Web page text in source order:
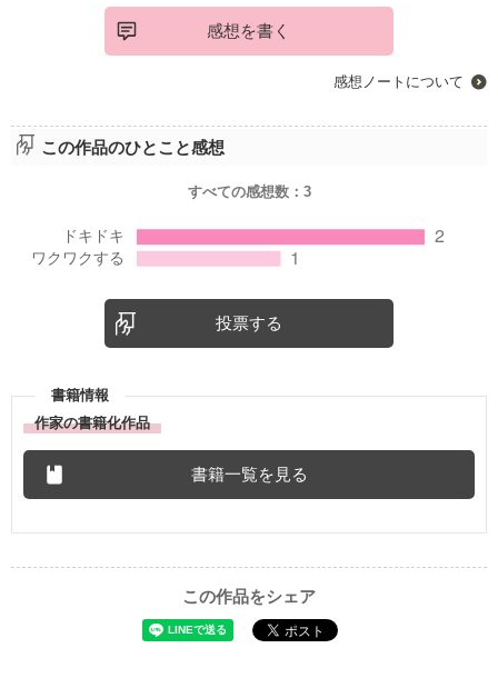
感想を書く
感想ノートについて
この作品のひとこと感想
すべての感想数： 3
投票する
書籍情報
作家の書籍化作品
書籍一覧を見る
この作品をシェア